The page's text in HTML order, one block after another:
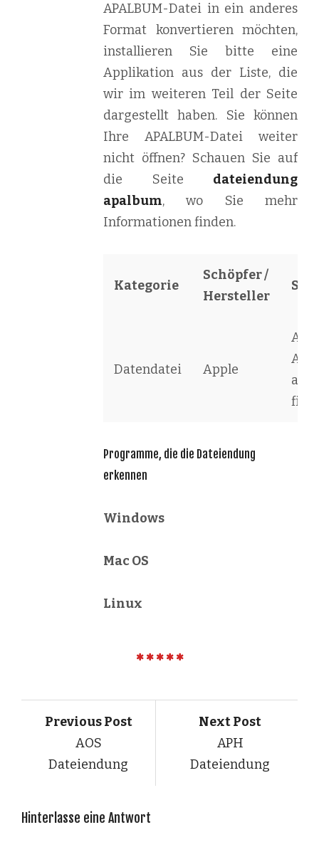
APALBUM-Datei in ein anderes
Format konvertieren möchten,
installieren Sie bitte eine
Applikation aus der Liste, die
wir im weiteren Teil der Seite
dargestellt haben. Sie können
Ihre APALBUM-Datei weiter
nicht öffnen? Schauen Sie auf
die Seite dateiendung
apalbum, wo Sie mehr
Informationen finden.
Kategorie
Schöpfer /
Hersteller
Datendatei Apple
file
Programme, die die Dateiendung
erkennen
Windows
Mac OS
Linux
Previous Post
AOS
Dateiendung
Next Post
APH
Dateiendung
Hinterlasse eine Antwort